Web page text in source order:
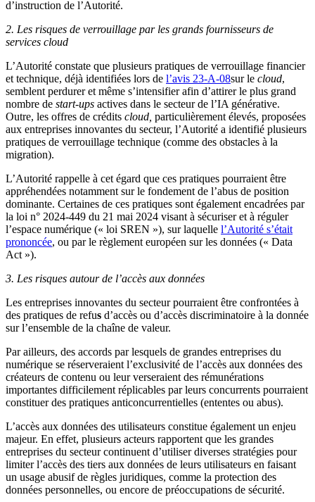
d’instruction de l’Autorité.
2. Les risques de verrouillage par les grands fournisseurs de
services cloud
L’Autorité constate que plusieurs pratiques de verrouillage financier
et technique, déjà identifiées lors de l’avis 23-A-08sur le cloud,
semblent perdurer et même s’intensifier afin d’attirer le plus grand
nombre de start-ups actives dans le secteur de l’IA générative.
Outre, les offres de crédits cloud, particulièrement élevés, proposées
aux entreprises innovantes du secteur, l’Autorité a identifié plusieurs
pratiques de verrouillage technique (comme des obstacles à la
migration).
L’Autorité rappelle à cet égard que ces pratiques pourraient être
appréhendées notamment sur le fondement de l’abus de position
dominante. Certaines de ces pratiques sont également encadrées par
la loi n° 2024-449 du 21 mai 2024 visant à sécuriser et à réguler
l’espace numérique (« loi SREN »), sur laquelle l’Autorité s’était
prononcée, ou par le règlement européen sur les données (« Data
Act »).
3. Les risques autour de l’accès aux données
Les entreprises innovantes du secteur pourraient être confrontées à
des pratiques de refus d’accès ou d’accès discriminatoire à la donnée
sur l’ensemble de la chaîne de valeur.
Par ailleurs, des accords par lesquels de grandes entreprises du
numérique se réserveraient l’exclusivité de l’accès aux données des
créateurs de contenu ou leur verseraient des rémunérations
importantes difficilement réplicables par leurs concurrents pourraient
constituer des pratiques anticoncurrentielles (ententes ou abus).
L’accès aux données des utilisateurs constitue également un enjeu
majeur. En effet, plusieurs acteurs rapportent que les grandes
entreprises du secteur continuent d’utiliser diverses stratégies pour
limiter l’accès des tiers aux données de leurs utilisateurs en faisant
un usage abusif de règles juridiques, comme la protection des
données personnelles, ou encore de préoccupations de sécurité.